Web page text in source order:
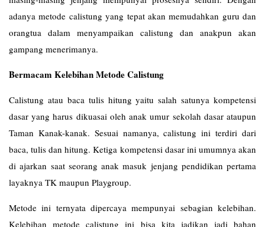
adanya metode calistung yang tepat akan memudahkan guru dan
orangtua dalam menyampaikan calistung dan anakpun akan
gampang menerimanya.
Bermacam Kelebihan Metode Calistung
Calistung atau baca tulis hitung yaitu salah satunya kompetensi
dasar yang harus dikuasai oleh anak umur sekolah dasar ataupun
Taman Kanak-kanak. Sesuai namanya, calistung ini terdiri dari
baca, tulis dan hitung. Ketiga kompetensi dasar ini umumnya akan
di ajarkan saat seorang anak masuk jenjang pendidikan pertama
layaknya TK maupun Playgroup.
Metode ini ternyata dipercaya mempunyai sebagian kelebihan.
Kelebihan metode calistung ini bisa kita jadikan jadi bahan